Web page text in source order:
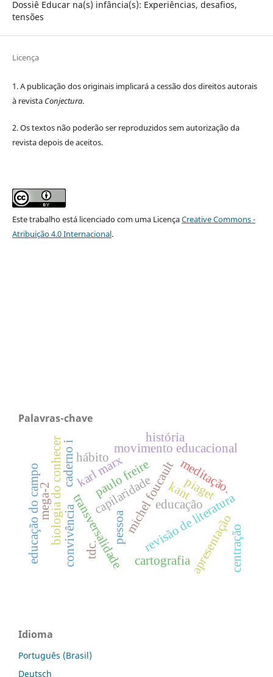
Dossiê Educar na(s) infância(s): Experiências, desafios,
tensões
Licença
1. A publicação dos originais implicará a cessão dos direitos autorais
à revista Conjectura.
2. Os textos não poderão ser reproduzidos sem autorização da
revista depois de aceitos.
Este trabalho está licenciado com uma LicençaCreative Commons -
Atribuição 4.0 Internacional.
Palavras-chave
michel foucaulteducação
revisão de literatura
capilaridade
transversalidade
convivência
biologia do conhecer
cartografia
meditação.
apresentação
karl marx
mega-2
caderno i
educação do campo paulo freire
movimento educacional
hábito
pessoa
tdc. centração
kantpiaget
história
Idioma
Português (Brasil)
Deutsch